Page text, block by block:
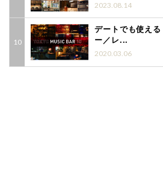
2023.08.14
デートでも使え
ー／レ...
2020.03.06